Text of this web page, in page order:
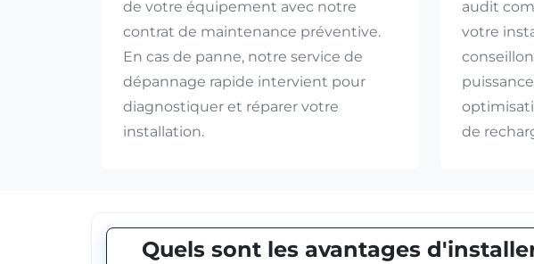
de votre équipement avec notre
contrat de maintenance préventive.
En cas de panne, notre service de
dépannage rapide intervient pour
diagnostiquer et réparer votre
installation.
audit
votre
de
Quels sont les avantages